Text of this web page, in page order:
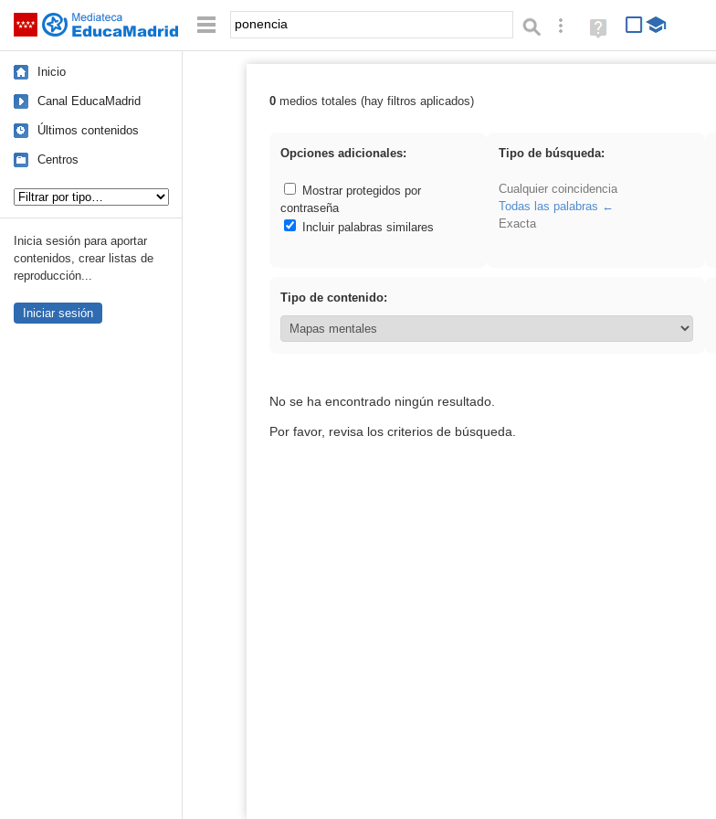
Saltar navegación Palabra o frase: Búsqueda avanzada
Ayuda
(en
Inicio
Canal EducaMadrid
Últimos contenidos
Centros
Inicia sesión para aportar
contenidos, crear listas de
reproducción...
Iniciar sesión
Resultados de: ponencia
0medios totales (hay filtros aplicados)
Opciones adicionales:
Mostrar protegidos por
contraseña
Incluir palabras similares
Tipo de búsqueda:
Cualquier coincidencia
Todas las palabras
Exacta
Tipo de contenido:
No se ha encontrado ningún resultado.
Por favor, revisa los criterios de búsqueda.